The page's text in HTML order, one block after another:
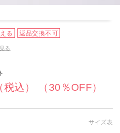
る 返品交換不可
る
税込） （30％OFF）
サイズ表